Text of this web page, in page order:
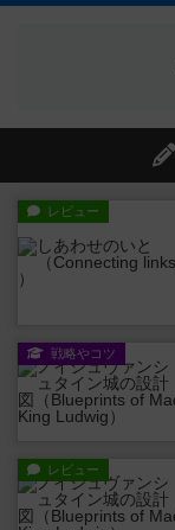
レビュー
戦略やコツ
レビュー